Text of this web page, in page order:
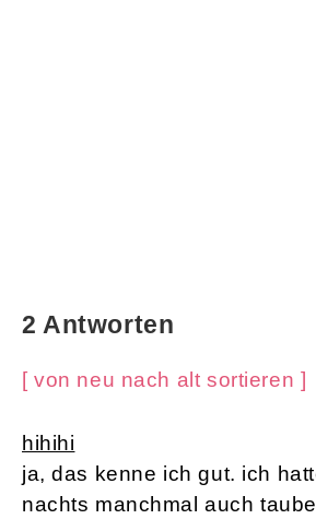
2 Antworten
[ von neu nach alt sortieren ]
hihihi
ja, das kenne ich gut. ich
nachts manchmal auch